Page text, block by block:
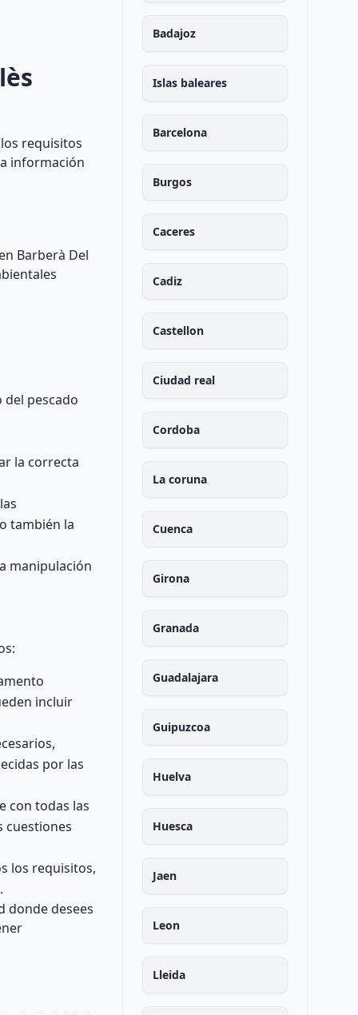
requisitos
información
Barberà Del
del pescado
la correcta
también la
manipulación
incluir
por las
con todas las
cuestiones
los requisitos,
donde desees
Badajoz
Islas baleares
Barcelona
Burgos
Caceres
Cadiz
Castellon
Ciudad real
Cordoba
La coruna
Cuenca
Girona
Granada
Guadalajara
Guipuzcoa
Huelva
Huesca
Jaen
Leon
Lleida